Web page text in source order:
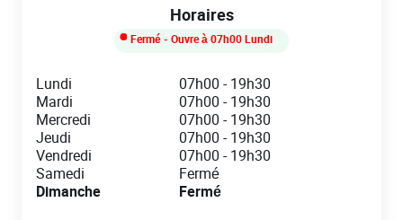
Horaires
Fermé- Ouvre à 07h00Lundi
Day of the Week
Lundi 07h00 -19h30
Mardi
07h00 -19h30
Mercredi
07h00 -19h30
Jeudi
07h00 -19h30
Vendredi
07h00 -19h30
Samedi
Fermé
Dimanche
Fermé